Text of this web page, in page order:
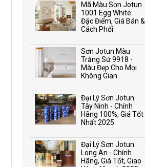
Mã Màu Sơn Jotun
1001 Egg White:
Đặc Điểm, Giá Bán &
Cách Phối
Sơn Jotun Màu
Trắng Sứ 9918 -
Màu Đẹp Cho Mọi
Không Gian
Đại Lý Sơn Jotun
Tây Ninh - Chính
Hãng 100%, Giá Tốt
Nhất 2025
Đại Lý Sơn Jotun
Long An - Chính
Hãng, Giá Tốt, Giao